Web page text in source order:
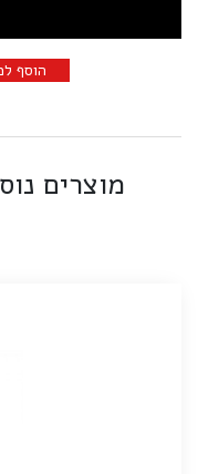
הוסף
מוצרים